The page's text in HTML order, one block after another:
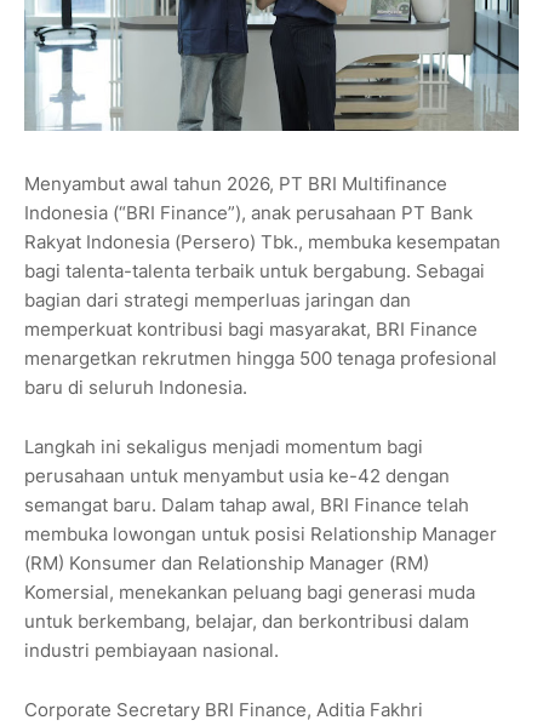
Menyambut awal tahun 2026, PT BRI Multifinance
Indonesia (“BRI Finance”), anak perusahaan PT Bank
Rakyat Indonesia (Persero) Tbk., membuka kesempatan
bagi talenta-talenta terbaik untuk bergabung. Sebagai
bagian dari strategi memperluas jaringan dan
memperkuat kontribusi bagi masyarakat, BRI Finance
menargetkan rekrutmen hingga 500 tenaga profesional
baru di seluruh Indonesia.
Langkah ini sekaligus menjadi momentum bagi
perusahaan untuk menyambut usia ke-42 dengan
semangat baru. Dalam tahap awal, BRI Finance telah
membuka lowongan untuk posisi Relationship Manager
(RM) Konsumer dan Relationship Manager (RM)
Komersial, menekankan peluang bagi generasi muda
untuk berkembang, belajar, dan berkontribusi dalam
industri pembiayaan nasional.
Corporate Secretary BRI Finance, Aditia Fakhri